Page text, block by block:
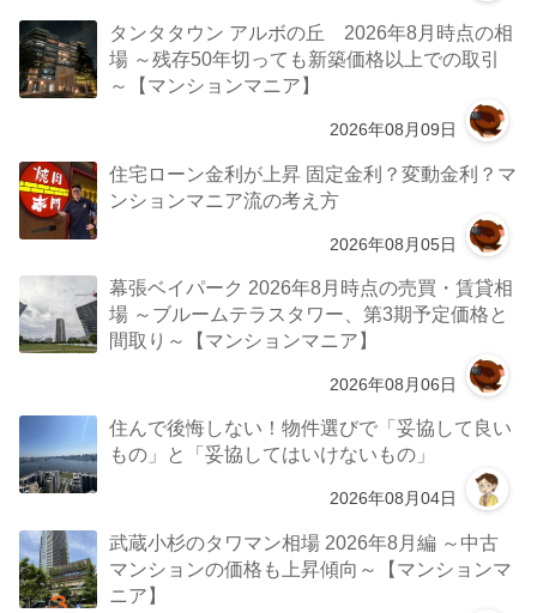
タンタタウン アルボの丘 2026年8月時点の相
場 ～残存50年切っても新築価格以上での取引
～【マンションマニア】
2026年08月09日
住宅ローン金利が上昇 固定金利？変動金利？マ
ンションマニア流の考え方
2026年08月05日
幕張ベイパーク 2026年8月時点の売買・賃貸相
場 ～ブルームテラスタワー、第3期予定価格と
間取り～【マンションマニア】
2026年08月06日
住んで後悔しない！物件選びで「妥協して良い
もの」と「妥協してはいけないもの」
2026年08月04日
武蔵小杉のタワマン相場 2026年8月編 ～中古
マンションの価格も上昇傾向～【マンションマ
ニア】